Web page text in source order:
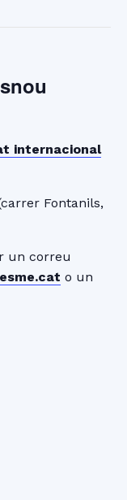
internacional
Fontanils,
un correu
o un